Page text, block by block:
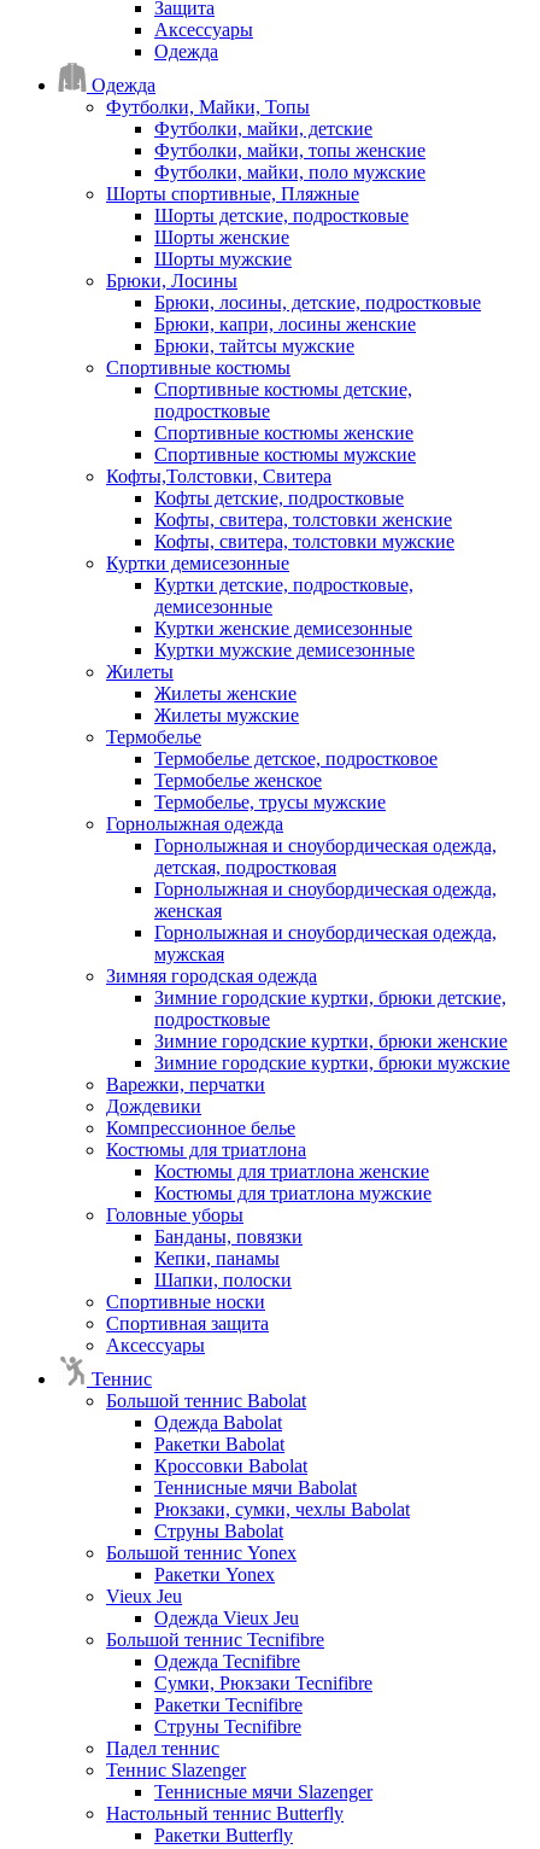
Защита
Аксессуары
Одежда
Одежда
Футболки, Майки, Топы
Футболки, майки, детские
Футболки, майки, топы женские
Футболки, майки, поло мужские
Шорты спортивные, Пляжные
Шорты детские, подростковые
Шорты женские
Шорты мужские
Брюки, Лосины
Брюки, лосины, детские, подростковые
Брюки, капри, лосины женские
Брюки, тайтсы мужские
Спортивные костюмы
Спортивные костюмы детские,
подростковые
Спортивные костюмы женские
Спортивные костюмы мужские
Кофты,Толстовки, Свитера
Кофты детские, подростковые
Кофты, свитера, толстовки женские
Кофты, свитера, толстовки мужские
Куртки демисезонные
Куртки детские, подростковые,
демисезонные
Куртки женские демисезонные
Куртки мужские демисезонные
Жилеты
Жилеты женские
Жилеты мужские
Термобелье
Термобелье детское, подростковое
Термобелье женское
Термобелье, трусы мужские
Горнолыжная одежда
Горнолыжная и сноубордическая одежда,
детская, подростковая
Горнолыжная и сноубордическая одежда,
женская
Горнолыжная и сноубордическая одежда,
мужская
Зимняя городская одежда
Зимние городские куртки, брюки детские,
подростковые
Зимние городские куртки, брюки женские
Зимние городские куртки, брюки мужские
Варежки, перчатки
Дождевики
Компрессионное белье
Костюмы для триатлона
Костюмы для триатлона женские
Костюмы для триатлона мужские
Головные уборы
Банданы, повязки
Кепки, панамы
Шапки, полоски
Спортивные носки
Спортивная защита
Аксессуары
Теннис
Большой теннис Babolat
Одежда Babolat
Ракетки Babolat
Кроссовки Babolat
Теннисные мячи Babolat
Рюкзаки, сумки, чехлы Babolat
Струны Babolat
Большой теннис Yonex
Ракетки Yonex
Vieux Jeu
Одежда Vieux Jeu
Большой теннис Tecnifibre
Одежда Tecnifibre
Сумки, Рюкзаки Tecnifibre
Ракетки Tecnifibre
Струны Tecnifibre
Падел теннис
Теннис Slazenger
Теннисные мячи Slazenger
Настольный теннис Butterfly
Ракетки Butterfly